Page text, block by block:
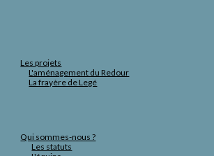
Les projets
L'aménagement du Redour
La frayère de Legé
Qui sommes-nous ?
Les statuts